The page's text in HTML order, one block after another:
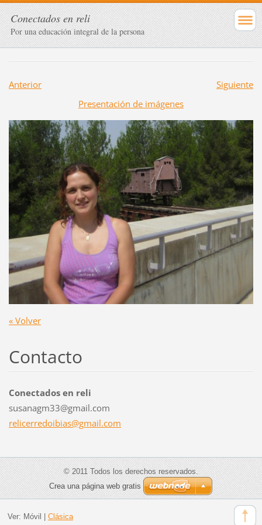
Conectados en reli
Por una educación integral de la persona
Anterior
Siguiente
Presentación de imágenes
« Volver
Contacto
Conectados en reli
susanagm33@gmail.com
relicerredoibias@gmail.com
© 2011 Todos los derechos reservados.
Crea una página web gratis
Ver: Móvil Clásica